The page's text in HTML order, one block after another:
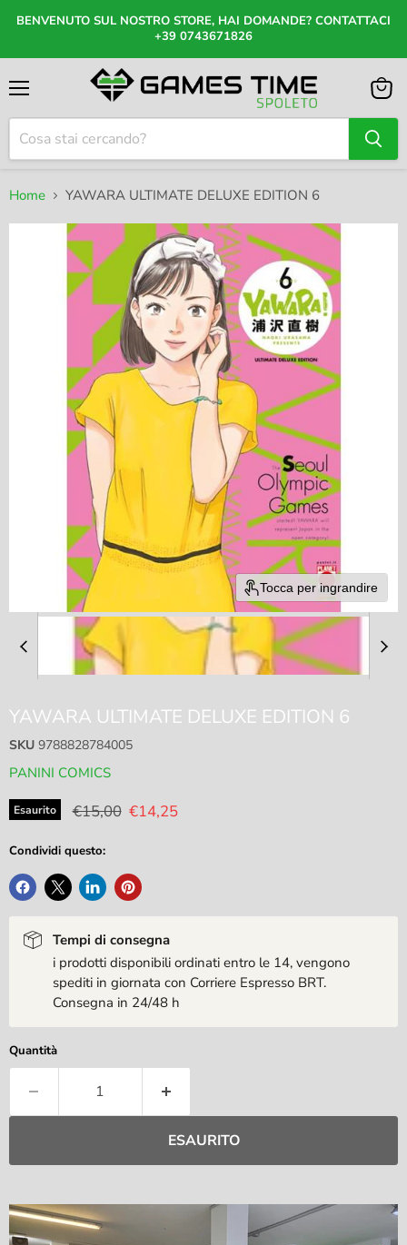
BENVENUTO SUL NOSTRO STORE, HAI DOMANDE? CONTATTACI
+39 0743671826
il
Home YAWARA ULTIMATE DELUXE EDITION 6
Tocca per ingrandire
YAWARA ULTIMATE DELUXE EDITION 6
SKU 9788828784005
PANINI COMICS
Esaurito Prezzo originale
€15,00 Prezzo attuale
€14,25
Condividi questo:
Tempi di consegna
i prodotti disponibili ordinati entro le 14, vengono
spediti in giornata con Corriere Espresso BRT.
Consegna in 24/48 h
Quantità
ESAURITO